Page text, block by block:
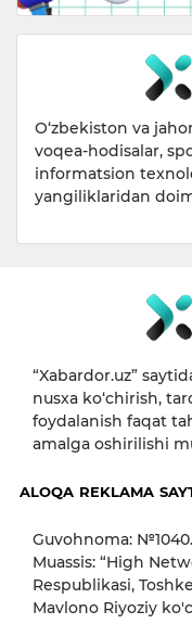
O‘zbekiston va
voqea-hodisalar,
informatsion
yangiliklaridan
“Xabardor.uz”
nusxa ko‘chirish,
foydalanish faqat
amalga oshirilishi
ALOQA REKLAMA
Guvohnoma:
Muassis: “High
Respublikasi,
Mavlono Riyoziy